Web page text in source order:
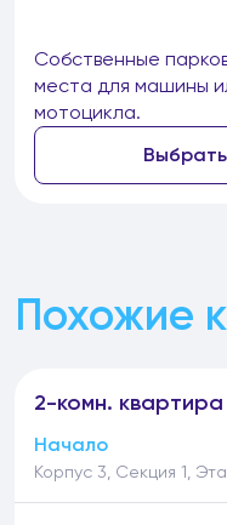
Собственные
места для машины
мотоцикла.
Выбрать
Похожие
2-комн.
Начало
Корпус 3, Секция 1,